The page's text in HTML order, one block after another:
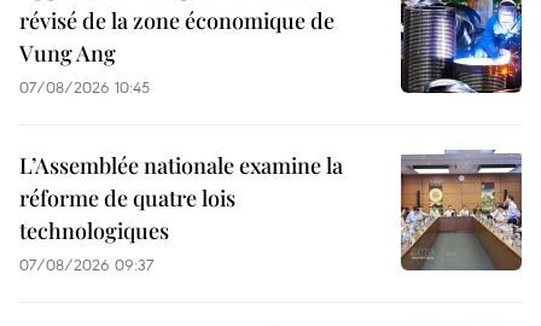
révisé de la zone économique de
Vung Ang
07/08/2026 10:45
L’Assemblée nationale examine la
réforme de quatre lois
technologiques
07/08/2026 09:37